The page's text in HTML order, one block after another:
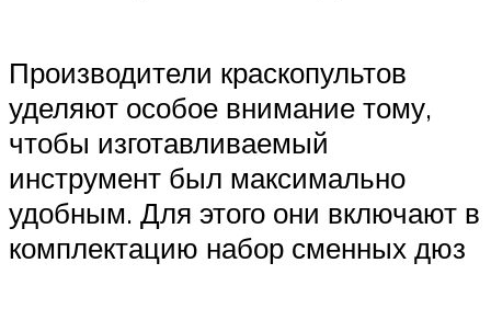
Производители краскопультов
уделяют особое внимание тому,
чтобы изготавливаемый
инструмент был максимально
удобным. Для этого они включают в
комплектацию набор сменных дюз